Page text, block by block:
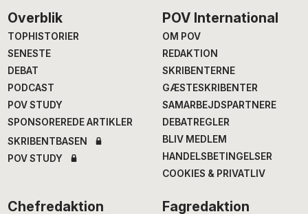
Footer
Overblik
TOPHISTORIER
SENESTE
DEBAT
PODCAST
POV STUDY
SPONSOREREDE ARTIKLER
SKRIBENTBASEN
POV STUDY
POV International
OM POV
REDAKTION
SKRIBENTERNE
GÆSTESKRIBENTER
SAMARBEJDSPARTNERE
DEBATREGLER
BLIV MEDLEM
HANDELSBETINGELSER
COOKIES & PRIVATLIV
Chefredaktion Fagredaktion